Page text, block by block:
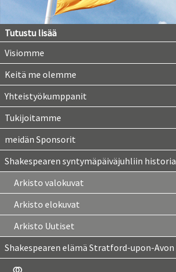
Tutustu lisää
Visiomme
Keitä me olemme
Yhteistyökumppanit
Tukijoitamme
meidän Sponsorit
Shakespearen syntymäpäiväjuhliin historia
Arkisto valokuvat
Arkisto elokuvat
Arkisto Uutiset
Shakespearen elämä Stratford-upon-Avon